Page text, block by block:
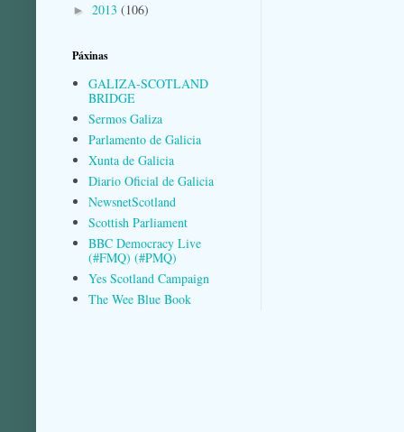
► 2013 (106)
Páxinas
GALIZA-SCOTLAND
BRIDGE
Sermos Galiza
Parlamento de Galicia
Xunta de Galicia
Diario Oficial de Galicia
NewsnetScotland
Scottish Parliament
BBC Democracy Live
(#FMQ) (#PMQ)
Yes Scotland Campaign
The Wee Blue Book